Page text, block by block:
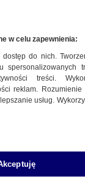
w celu zapewnienia:
do nich.
spersonalizowanych
treści.
reklam.
usług.